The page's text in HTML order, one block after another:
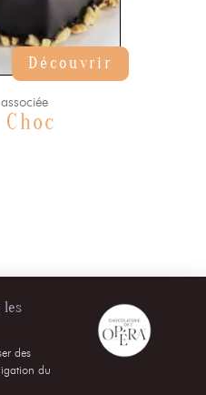
les
des
du
Découvrir
Choc